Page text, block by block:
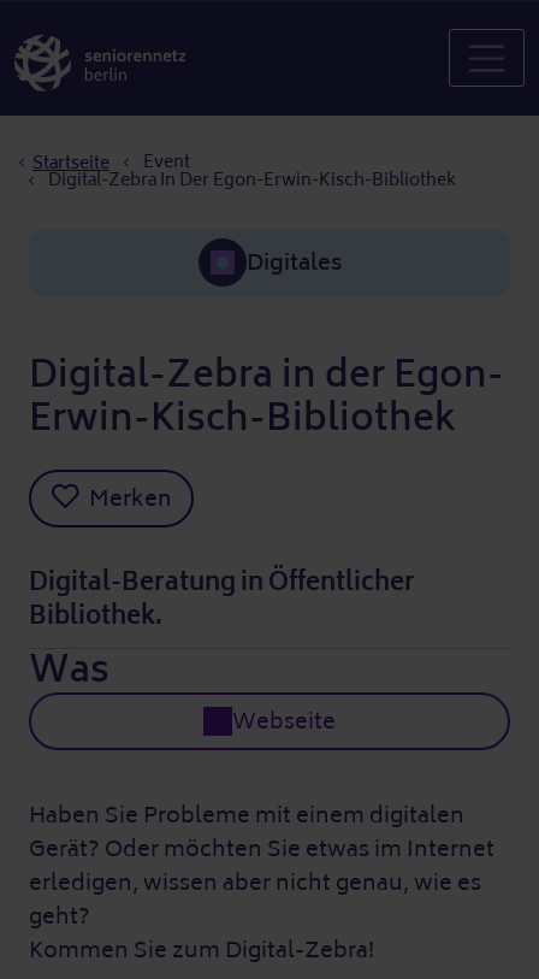
Startseite Event
Digital-Zebra In Der Egon-Erwin-Kisch-Bibliothek
Digitales
Digital-Zebra in der Egon-
Erwin-Kisch-Bibliothek
Merken
Digital-Beratung in Öffentlicher
Bibliothek.
Was
Webseite
Haben Sie Probleme mit einem digitalen
Gerät? Oder möchten Sie etwas im Internet
erledigen, wissen aber nicht genau, wie es
geht?
Kommen Sie zum Digital-Zebra!